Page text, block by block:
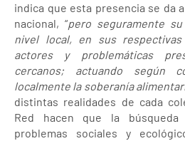
indica que esta presencia se da
nacional, “pero seguramente
nivel local, en sus
actores y problemáticas
cercanos; actuando según
localmente la soberanía
distintas realidades de cada
Red hacen que la
problemas sociales y